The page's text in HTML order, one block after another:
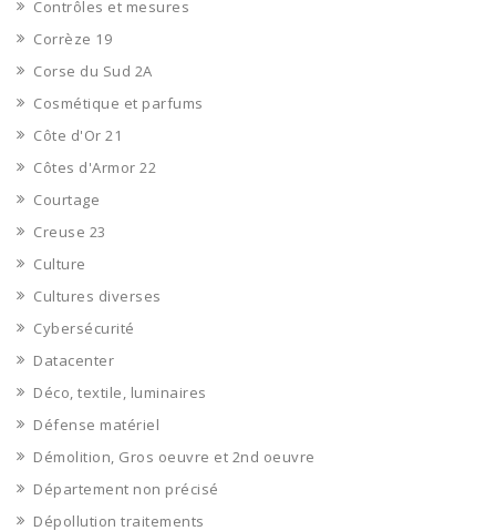
Contrôles et mesures
Corrèze 19
Corse du Sud 2A
Cosmétique et parfums
Côte d'Or 21
Côtes d'Armor 22
Courtage
Creuse 23
Culture
Cultures diverses
Cybersécurité
Datacenter
Déco, textile, luminaires
Défense matériel
Démolition, Gros oeuvre et 2nd oeuvre
Département non précisé
Dépollution traitements